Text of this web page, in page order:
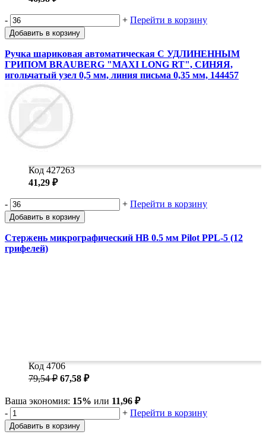
- + Перейти в корзину
Добавить в корзину
Ручка шариковая автоматическая С УДЛИНЕННЫМ
ГРИПОМ BRAUBERG "MAXI LONG RT", СИНЯЯ,
игольчатый узел 0,5 мм, линия письма 0,35 мм, 144457
Код 427263
41,29 ₽
- + Перейти в корзину
Добавить в корзину
Стержень микрографический HB 0.5 мм Pilot PPL-5 (12
грифелей)
Код 4706
79,54 ₽ 67,58 ₽
Ваша экономия: 15% или 11,96 ₽
-
+ Перейти в корзину
Добавить в корзину